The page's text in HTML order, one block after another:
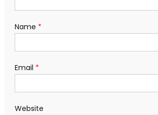
Name *
Email *
Website